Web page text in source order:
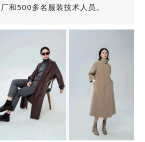
和500多名服装技术人员。